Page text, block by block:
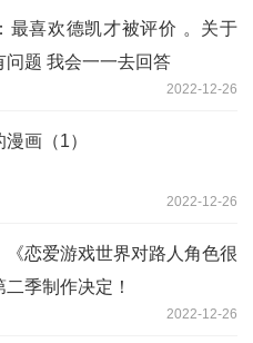
最喜欢德凯才被评价 。关于
问题 我会一一去回答
2022-12-26
画（1）
2022-12-26
《恋爱游戏世界对路人角色很
季制作决定！
2022-12-26